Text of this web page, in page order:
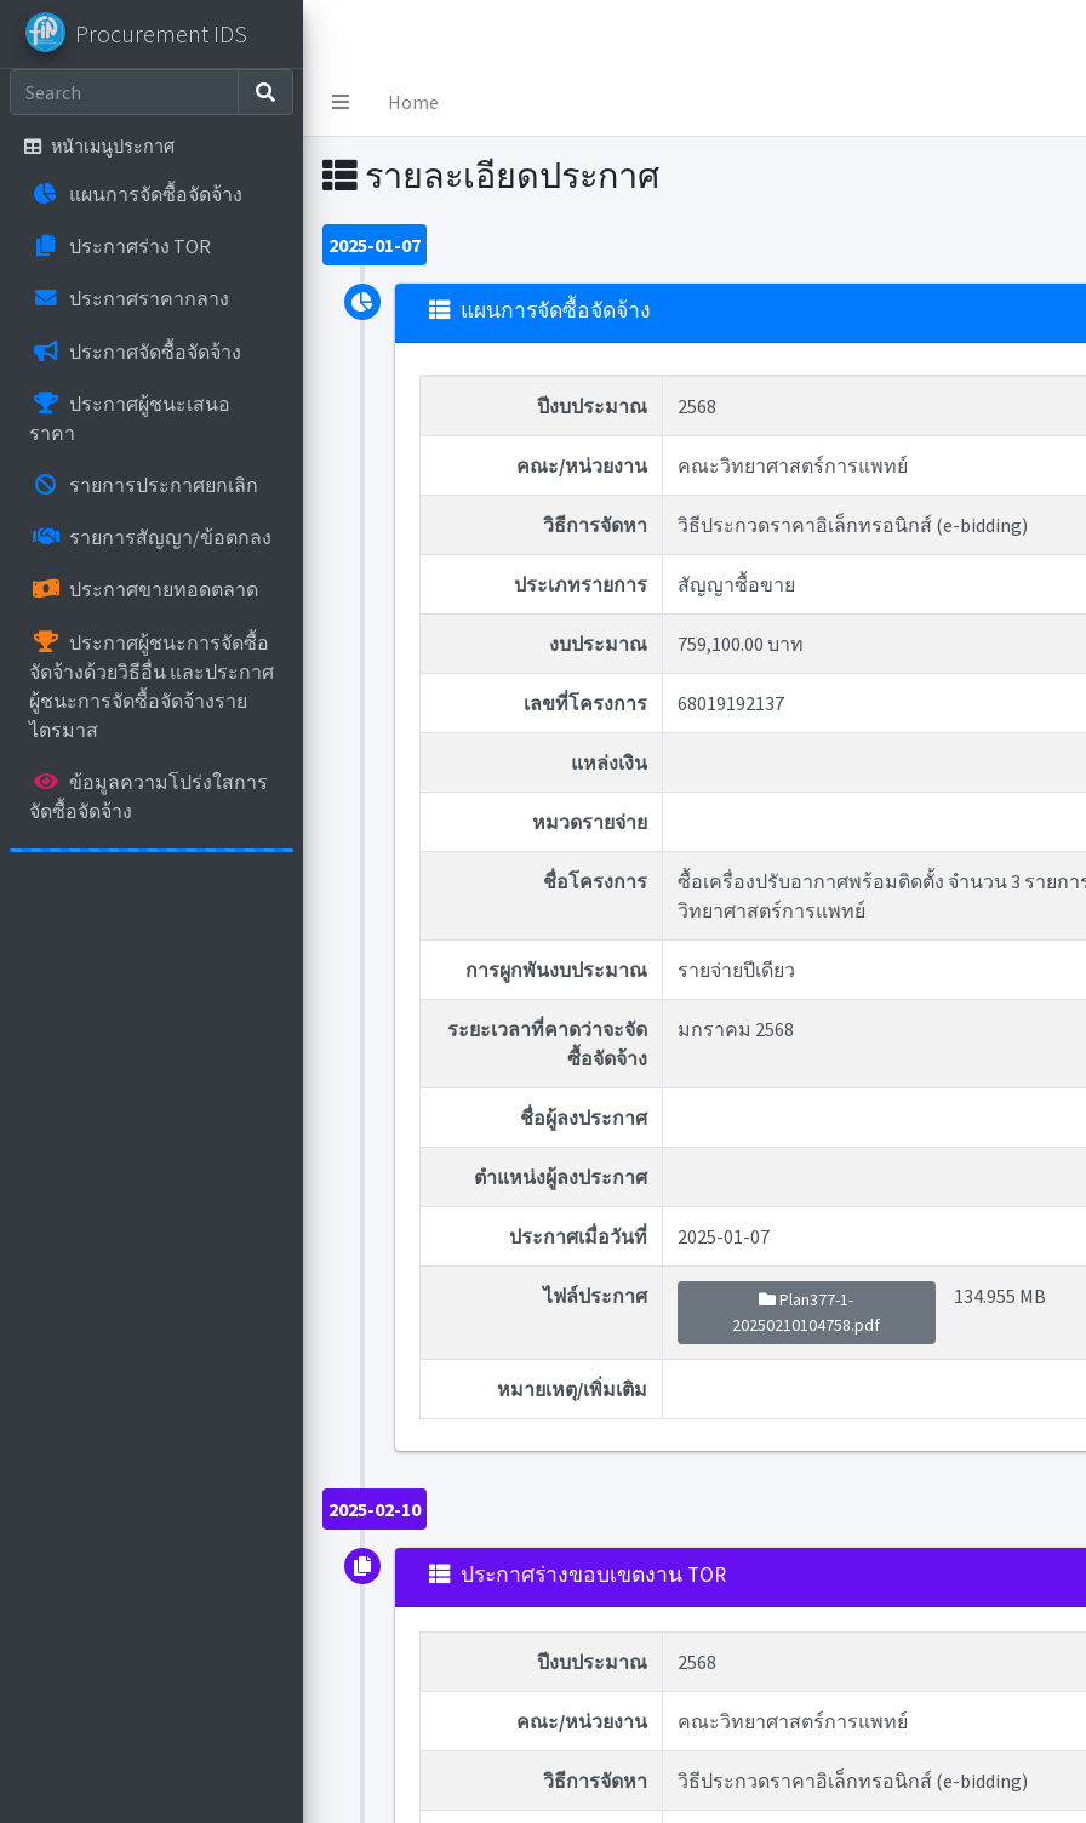
Procurement IDS
Home
Procurement IDS
หน้าเมนูประกาศ
แผนการจัดซื้อจัดจ้าง
ประกาศร่าง TOR
ประกาศราคากลาง
ประกาศจัดซื้อจัดจ้าง
ประกาศผู้ชนะเสนอ
ราคา
รายการประกาศยกเลิก
รายการสัญญา/ข้อตกลง
ประกาศขายทอดตลาด
ประกาศผู้ชนะการจัดซื้อ
จัดจ้างด้วยวิธีอื่น และประกาศ
ผู้ชนะการจัดซื้อจัดจ้างราย
ไตรมาส
ข้อมูลความโปร่งใสการ
จัดซื้อจัดจ้าง
รายละเอียดประกาศ
2025-01-07
แผนการจัดซื้อจัดจ้าง
ปีงบประมาณ 2568
คณะ/หน่วยงาน คณะวิทยาศาสตร์การแพทย์
วิธีการจัดหา วิธีประกวดราคาอิเล็กทรอนิกส์ (e-bidding)
ประเภทรายการ สัญญาซื้อขาย
งบประมาณ 759,100.00 บาท
เลขที่โครงการ 68019192137
แหล่งเงิน
หมวดรายจ่าย
ชื่อโครงการ
ซื้อเครื่องปรับอากาศพร้อมติดตั้ง จำนวน 3 รายก
วิทยาศาสตร์การแพทย์
การผูกพันงบประมาณ รายจ่ายปีเดียว
ระยะเวลาที่คาดว่าจะจัด
ซื้อจัดจ้าง
มกราคม 2568
ชื่อผู้ลงประกาศ
ตำแหน่งผู้ลงประกาศ
ประกาศเมื่อวันที่ 2025-01-07
ไฟล์ประกาศ
Plan377-1-
20250210104758.pdf
134.955 MB
หมายเหตุ/เพิ่มเติม
2025-02-10
ประกาศร่างขอบเขตงาน TOR
ปีงบประมาณ 2568
คณะ/หน่วยงาน คณะวิทยาศาสตร์การแพทย์
วิธีการจัดหา วิธีประกวดราคาอิเล็กทรอนิกส์ (e-bidding)